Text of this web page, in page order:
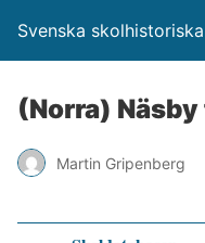
Svenska
(Norra)
Martin Gripenberg